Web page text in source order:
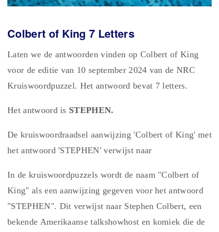
Colbert of King 7 Letters
Laten we de antwoorden vinden op Colbert of King
voor de editie van 10 september 2024 van de NRC
Kruiswoordpuzzel. Het antwoord bevat 7 letters.
Het antwoord is STEPHEN.
De kruiswoordraadsel aanwijzing 'Colbert of King' met
het antwoord 'STEPHEN' verwijst naar
In de kruiswoordpuzzels wordt de naam "Colbert of
King" als een aanwijzing gegeven voor het antwoord
"STEPHEN". Dit verwijst naar Stephen Colbert, een
bekende Amerikaanse talkshowhost en komiek die de